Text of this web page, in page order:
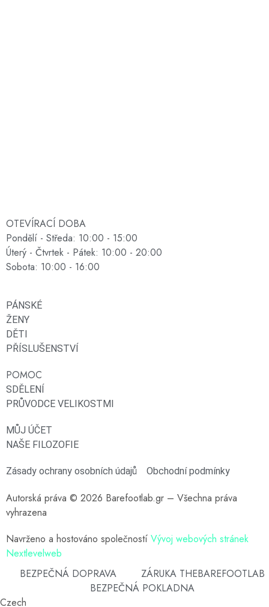
OTEVÍRACÍ DOBA
Pondělí - Středa: 10:00 - 15:00
Úterý - Čtvrtek - Pátek: 10:00 - 20:00
Sobota: 10:00 - 16:00
PÁNSKÉ
ŽENY
DĚTI
PŘÍSLUŠENSTVÍ
POMOC
SDĚLENÍ
PRŮVODCE VELIKOSTMI
MŮJ ÚČET
NAŠE FILOZOFIE
Zásady ochrany osobních údajů Obchodní podmínky
Autorská práva © 2026 Barefootlab.gr – Všechna práva
vyhrazena
Navrženo a hostováno společností Vývoj webových stránek
Nextlevelweb
BEZPEČNÁ DOPRAVA
ZÁRUKA THEBAREFOOTLAB
BEZPEČNÁ POKLADNA
Czech